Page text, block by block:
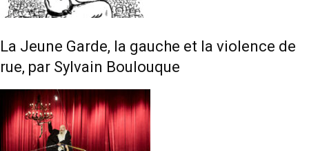
La Jeune Garde, la gauche et la violence de
rue, par Sylvain Boulouque